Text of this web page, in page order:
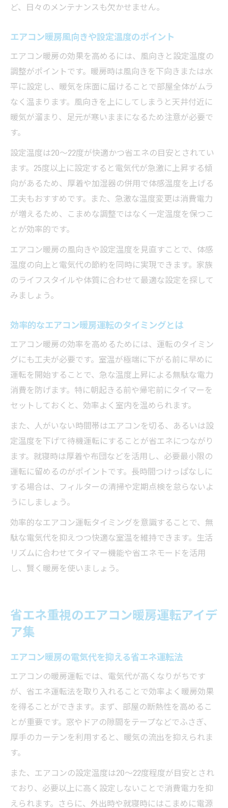
ど、日々のメンテナンスも欠かせません。
エアコン暖房風向きや設定温度のポイント
エアコン暖房の効果を高めるには、風向きと設定温度の
調整がポイントです。暖房時は風向きを下向きまたは水
平に設定し、暖気を床面に届けることで部屋全体がムラ
なく温まります。風向きを上にしてしまうと天井付近に
暖気が溜まり、足元が寒いままになるため注意が必要で
す。
設定温度は20〜22度が快適かつ省エネの目安とされてい
ます。25度以上に設定すると電気代が急激に上昇する傾
向があるため、厚着や加湿器の併用で体感温度を上げる
工夫もおすすめです。また、急激な温度変更は消費電力
が増えるため、こまめな調整ではなく一定温度を保つこ
とが効率的です。
エアコン暖房の風向きや設定温度を見直すことで、体感
温度の向上と電気代の節約を同時に実現できます。家族
のライフスタイルや体質に合わせて最適な設定を探して
みましょう。
効率的なエアコン暖房運転のタイミングとは
エアコン暖房の効率を高めるためには、運転のタイミン
グにも工夫が必要です。室温が極端に下がる前に早めに
運転を開始することで、急な温度上昇による無駄な電力
消費を防げます。特に朝起きる前や帰宅前にタイマーを
セットしておくと、効率よく室内を温められます。
また、人がいない時間帯はエアコンを切る、あるいは設
定温度を下げて待機運転にすることが省エネにつながり
ます。就寝時は厚着や布団などを活用し、必要最小限の
運転に留めるのがポイントです。長時間つけっぱなしに
する場合は、フィルターの清掃や定期点検を怠らないよ
うにしましょう。
効率的なエアコン運転タイミングを意識することで、無
駄な電気代を抑えつつ快適な室温を維持できます。生活
リズムに合わせてタイマー機能や省エネモードを活用
し、賢く暖房を使いましょう。
省エネ重視のエアコン暖房運転アイデ
ア集
エアコン暖房の電気代を抑える省エネ運転法
エアコンの暖房運転では、電気代が高くなりがちです
が、省エネ運転法を取り入れることで効率よく暖房効果
を得ることができます。まず、部屋の断熱性を高めるこ
とが重要です。窓やドアの隙間をテープなどでふさぎ、
厚手のカーテンを利用すると、暖気の流出を抑えられま
す。
また、エアコンの設定温度は20～22度程度が目安とされ
ており、必要以上に高く設定しないことで消費電力を抑
えられます。さらに、外出時や就寝時にはこまめに電源